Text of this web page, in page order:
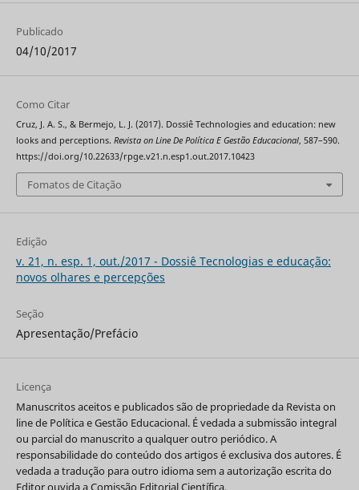
Publicado
04/10/2017
Como Citar
Cruz, J. A. S., & Bermejo, L. J. (2017). Dossiê Technologies and education: new
looks and perceptions. Revista on Line De Política E Gestão Educacional, 587–590.
https://doi.org/10.22633/rpge.v21.n.esp1.out.2017.10423
Fomatos de Citação
Edição
v. 21, n. esp. 1, out./2017 - Dossiê Tecnologias e educação:
novos olhares e percepções
Seção
Apresentação/Prefácio
Licença
Manuscritos aceitos e publicados são de propriedade da Revista on
line de Política e Gestão Educacional. É vedada a submissão integral
ou parcial do manuscrito a qualquer outro periódico. A
responsabilidade do conteúdo dos artigos é exclusiva dos autores. É
vedada a tradução para outro idioma sem a autorização escrita do
Editor ouvida a Comissão Editorial Científica.